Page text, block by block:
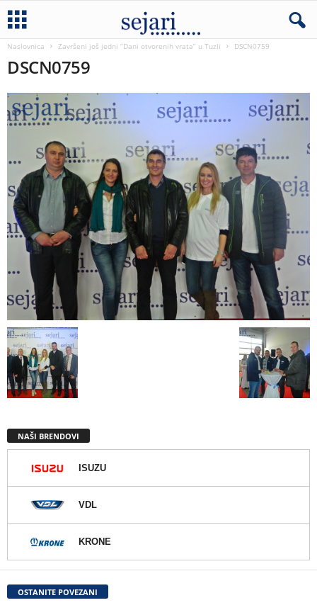
Naslovnica Završeni još jedni “Dani otvorenih vrata” u Tuzli DSCN0759
DSCN0759
NAŠI BRENDOVI
ISUZU
VDL
KRONE
OSTANITE POVEZANI